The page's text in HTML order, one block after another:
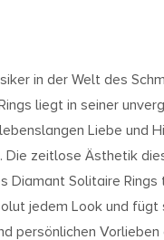
in der Welt des
liegt in seiner
Liebe
zeitlose Ästhetik
Diamant Solitaire
jedem Look und
persönlichen